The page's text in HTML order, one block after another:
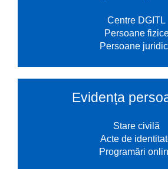
Centre DGITL
Persoane
Persoane
Evidența
Stare civilă
Acte de
Programări